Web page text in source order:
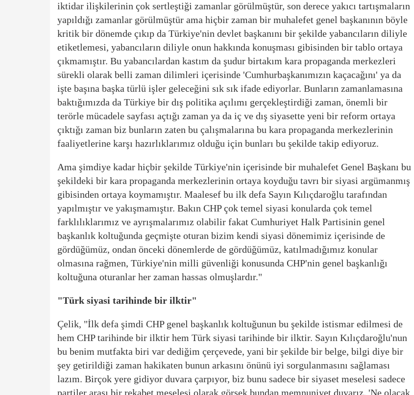
iktidar ilişkilerinin çok sertleştiği zamanlar görülmüştür, son derece yakıcı tartışmaların
yapıldığı zamanlar görülmüştür ama hiçbir zaman bir muhalefet genel başkanının böyle
kritik bir dönemde çıkıp da Türkiye'nin devlet başkanını bir şekilde yabancıların diliyle
etiketlemesi, yabancıların diliyle onun hakkında konuşması gibisinden bir tablo ortaya
çıkmamıştır. Bu yabancılardan kastım da şudur birtakım kara propaganda merkezleri
sürekli olarak belli zaman dilimleri içerisinde 'Cumhurbaşkanımızın kaçacağını' ya da
işte başına başka türlü işler geleceğini sık sık ifade ediyorlar. Bunların zamanlamasına
baktığımızda da Türkiye bir dış politika açılımı gerçekleştirdiği zaman, önemli bir
terörle mücadele sayfası açtığı zaman ya da iç ve dış siyasette yeni bir reform ortaya
çıktığı zaman biz bunların zaten bu çalışmalarına bu kara propaganda merkezlerinin
faaliyetlerine karşı hazırlıklarımız olduğu için bunları bu şekilde takip ediyoruz.
Ama şimdiye kadar hiçbir şekilde Türkiye'nin içerisinde bir muhalefet Genel Başkanı bu
şekildeki bir kara propaganda merkezlerinin ortaya koyduğu tavrı bir siyasi argümanmış
gibisinden ortaya koymamıştır. Maalesef bu ilk defa Sayın Kılıçdaroğlu tarafından
yapılmıştır ve yakışmamıştır. Bakın CHP çok temel siyasi konularda çok temel
farklılıklarımız ve ayrışmalarımız olabilir fakat Cumhuriyet Halk Partisinin genel
başkanlık koltuğunda geçmişte oturan bizim kendi siyasi dönemimiz içerisinde de
gördüğümüz, ondan önceki dönemlerde de gördüğümüz, katılmadığımız konular
olmasına rağmen, Türkiye'nin milli güvenliği konusunda CHP'nin genel başkanlığı
koltuğuna oturanlar her zaman hassas olmuşlardır."
"Türk siyasi tarihinde bir ilktir"
Çelik, "İlk defa şimdi CHP genel başkanlık koltuğunun bu şekilde istismar edilmesi de
hem CHP tarihinde bir ilktir hem Türk siyasi tarihinde bir ilktir. Sayın Kılıçdaroğlu'nun
bu benim mutfakta biri var dediğim çerçevede, yani bir şekilde bir belge, bilgi diye bir
şey getirildiği zaman hakikaten bunun arkasını önünü iyi sorgulanmasını sağlaması
lazım. Birçok yere gidiyor duvara çarpıyor, biz bunu sadece bir siyaset meselesi sadece
partiler arası bir rekabet meselesi olarak görsek bundan memnuniyet duyarız. 'Ne olacak